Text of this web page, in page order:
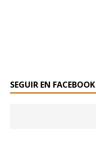
SEGUIR EN FACEBOOK